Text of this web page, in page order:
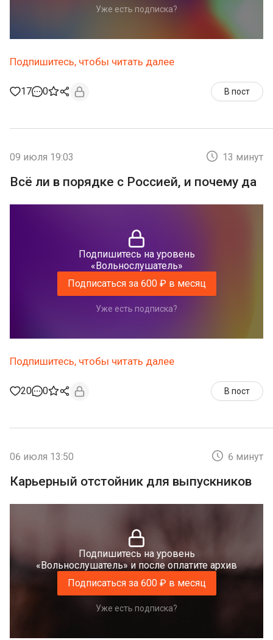
Уже есть подписка?
Подпишитесь, чтобы читать далее
17 0 В пост
09 июля 19:03 13 минут
Всё ли в порядке с Россией, и почему да
Подпишитесь на уровень
«Вольнослушатель»
Подписаться за 600 ₽ в месяц
Уже есть подписка?
Подпишитесь, чтобы читать далее
20 0 В пост
06 июля 13:50 6 минут
Карьерный отстойник для выпускников
Подпишитесь на уровень
«Вольнослушатель» и после оплатите архив
Подписаться за 600 ₽ в месяц
Уже есть подписка?